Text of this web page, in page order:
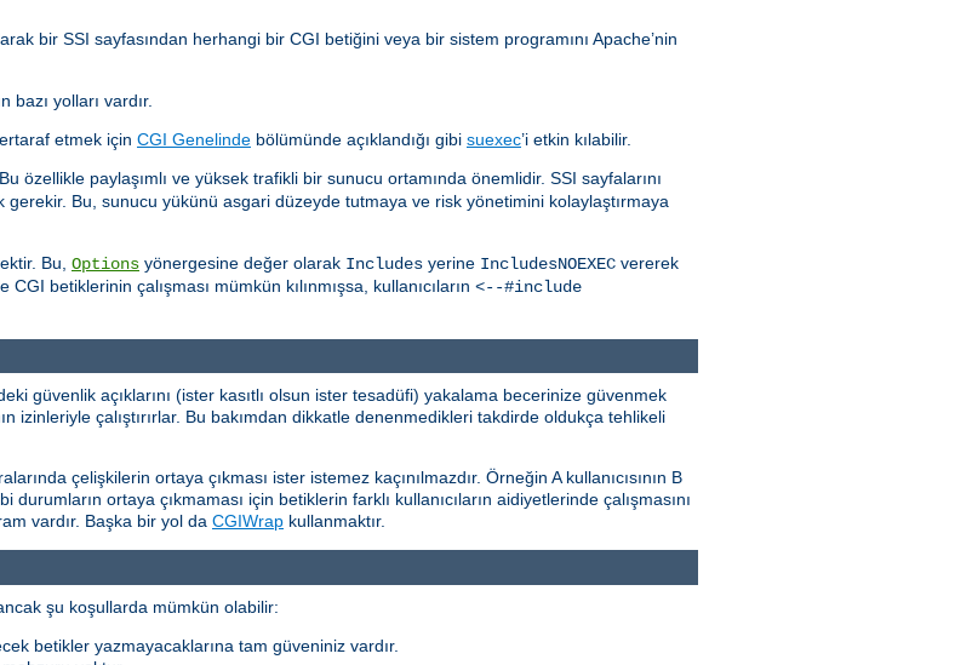
bir SSI sayfasından herhangi bir CGI betiğini veya bir sistem programını Apache’nin
yolları vardır.
etmek için CGI Genelinde bölümünde açıklandığı gibi suexec’i etkin kılabilir.
özellikle paylaşımlı ve yüksek trafikli bir sunucu ortamında önemlidir. SSI sayfalarını
gerekir. Bu, sunucu yükünü asgari düzeyde tutmaya ve risk yönetimini kolaylaştırmaya
Bu, Options yönergesine değer olarak Includes yerine IncludesNOEXEC vererek
CGI betiklerinin çalışması mümkün kılınmışsa, kullanıcıların <--#include
güvenlik açıklarını (ister kasıtlı olsun ister tesadüfi) yakalama becerinize güvenmek
izinleriyle çalıştırırlar. Bu bakımdan dikkatle denenmedikleri takdirde oldukça tehlikeli
çelişkilerin ortaya çıkması ister istemez kaçınılmazdır. Örneğin A kullanıcısının B
ortaya çıkmaması için betiklerin farklı kullanıcıların aidiyetlerinde çalışmasını
vardır. Başka bir yol da CGIWrap kullanmaktır.
şu koşullarda mümkün olabilir:
betikler yazmayacaklarına tam güveniniz vardır.